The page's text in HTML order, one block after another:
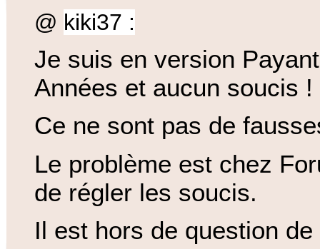
@ kiki37 :
Je suis en version
Années et aucun soucis !
Ce ne sont pas de
Le problème est chez
de régler les soucis.
Il est hors de question